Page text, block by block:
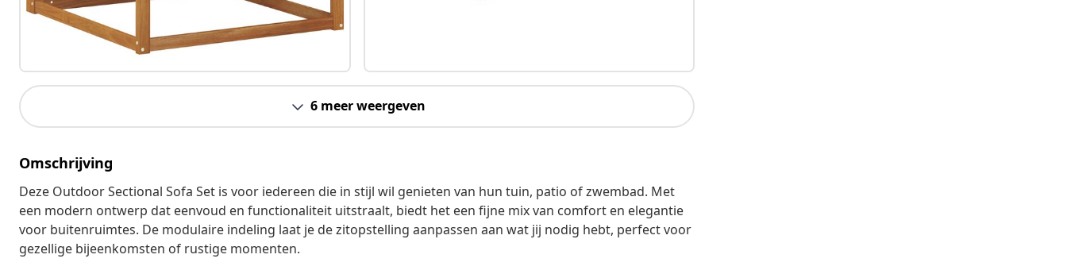
6 meer weergeven
Omschrijving
Deze Outdoor Sectional Sofa Set is voor iedereen die in stijl wil genieten van hun tuin, patio of zwembad. Met
een modern ontwerp dat eenvoud en functionaliteit uitstraalt, biedt het een fijne mix van comfort en elegantie
voor buitenruimtes. De modulaire indeling laat je de zitopstelling aanpassen aan wat jij nodig hebt, perfect voor
gezellige bijeenkomsten of rustige momenten.